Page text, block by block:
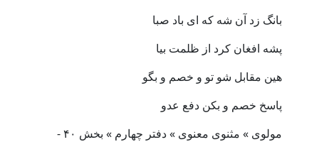
بانگ زد آن شه که ای باد صبا
پشه افغان کرد از ظلمت بیا
هین مقابل شو تو و خصم و بگو
پاسخ خصم و بکن دفع عدو
مولوی » مثنوی معنوی » دفتر چهارم » بخش ۴۰ -